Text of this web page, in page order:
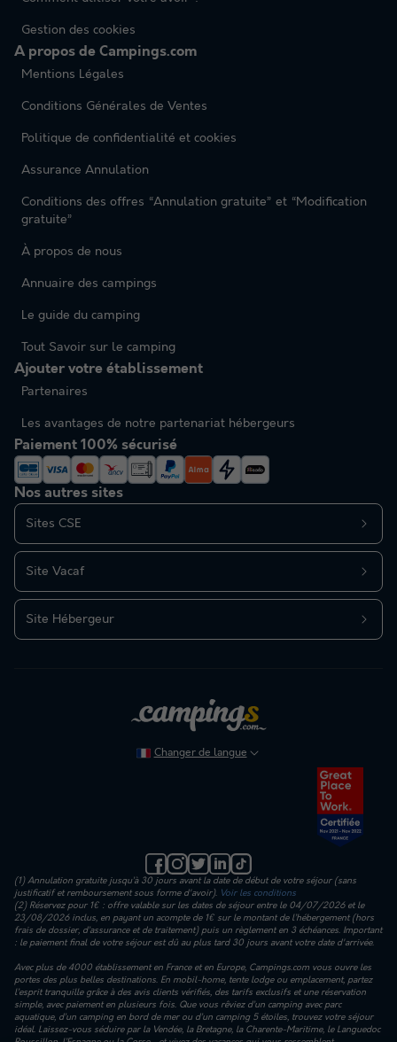
Nos autres sites
Sites CSE
Site Vacaf
Site Hébergeur
Gestion des cookies
A propos de Campings.com
Mentions Légales
Conditions Générales de Ventes
Politique de confidentialité et cookies
Assurance Annulation
Conditions des offres “Annulation gratuite” et “Modification
gratuite”
À propos de nous
Annuaire des campings
Le guide du camping
Tout Savoir sur le camping
Ajouter votre établissement
Partenaires
Les avantages de notre partenariat hébergeurs
Paiement 100% sécurisé
Changer de langue
(1) Annulation gratuite jusqu’à 30 jours avant la date de début de votre séjour (sans
justificatif et remboursement sous forme d'avoir). Voir les conditions
(2) Réservez pour 1€ : offre valable sur les dates de séjour entre le 04/07/2026 et le
23/08/2026 inclus, en payant un acompte de 1€ sur le montant de l’hébergement (hors
frais de dossier, d’assurance et de traitement) puis un règlement en 3 échéances. Important
: le paiement final de votre séjour est dû au plus tard 30 jours avant votre date d'arrivée.
Avec plus de 4000 établissement en France et en Europe, Campings.com vous ouvre les
portes des plus belles destinations. En mobil-home, tente lodge ou emplacement, partez
l’esprit tranquille grâce à des avis clients vérifiés, des tarifs exclusifs et une réservation
simple, avec paiement en plusieurs fois. Que vous rêviez d’un camping avec parc
aquatique, d’un camping en bord de mer ou d’un camping 5 étoiles, trouvez votre séjour
idéal. Laissez-vous séduire par la Vendée, la Bretagne, la Charente-Maritime, le Languedoc